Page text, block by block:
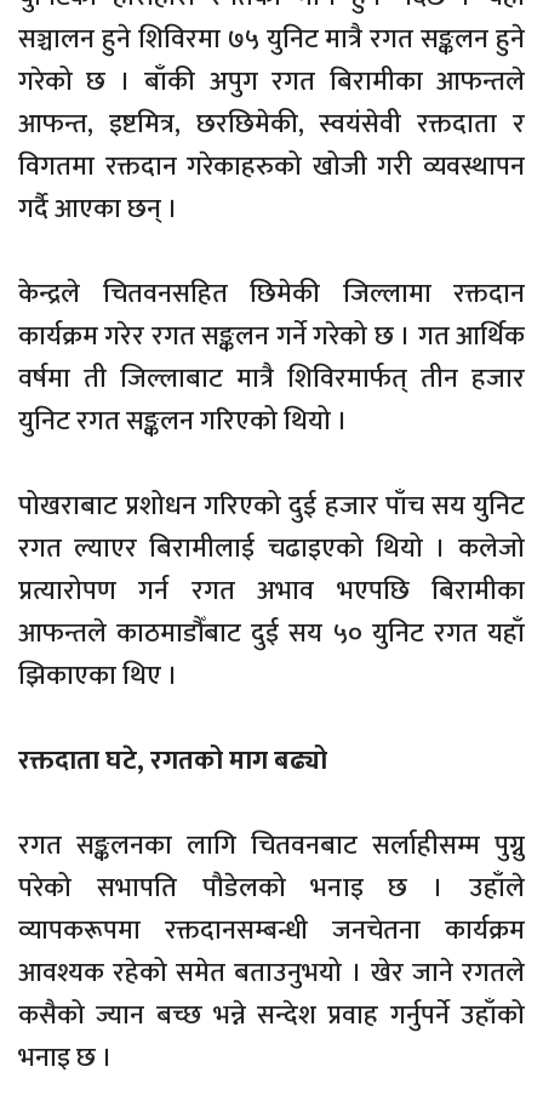
सञ्चालन हुने शिविरमा ७५ युनिट मात्रै रगत सङ्कलन हुने
गरेको छ । बाँकी अपुग रगत बिरामीका आफन्तले
आफन्त, इष्टमित्र, छरछिमेकी, स्वयंसेवी रक्तदाता र
विगतमा रक्तदान गरेकाहरुको खोजी गरी व्यवस्थापन
गर्दै आएका छन् ।
केन्द्रले चितवनसहित छिमेकी जिल्लामा रक्तदान
कार्यक्रम गरेर रगत सङ्कलन गर्ने गरेको छ । गत आर्थिक
वर्षमा ती जिल्लाबाट मात्रै शिविरमार्फत् तीन हजार
युनिट रगत सङ्कलन गरिएको थियो ।
पोखराबाट प्रशोधन गरिएको दुई हजार पाँच सय युनिट
रगत ल्याएर बिरामीलाई चढाइएको थियो । कलेजो
प्रत्यारोपण गर्न रगत अभाव भएपछि बिरामीका
आफन्तले काठमाडौँबाट दुई सय ५० युनिट रगत यहाँ
झिकाएका थिए ।
रक्तदाता घटे, रगतको माग बढ्यो
रगत सङ्कलनका लागि चितवनबाट सर्लाहीसम्म पुग्नु
परेको सभापति पौडेलको भनाइ छ । उहाँले
व्यापकरूपमा रक्तदानसम्बन्धी जनचेतना कार्यक्रम
आवश्यक रहेको समेत बताउनुभयो । खेर जाने रगतले
कसैको ज्यान बच्छ भन्ने सन्देश प्रवाह गर्नुपर्ने उहाँको
भनाइ छ ।